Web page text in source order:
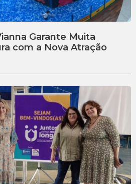
Garante Muita
com a Nova Atração